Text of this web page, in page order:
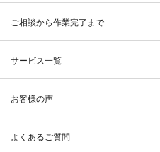
ご相談から作業完了まで
サービス一覧
お客様の声
よくあるご質問